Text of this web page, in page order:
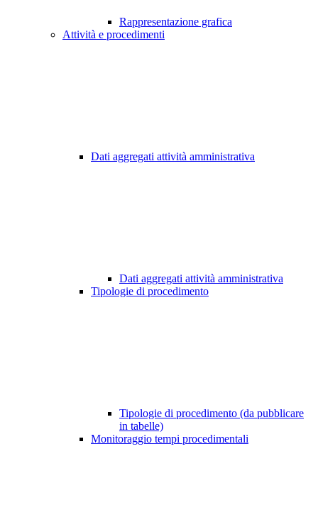
Rappresentazione grafica
Attività e procedimenti
Dati aggregati attività amministrativa
Dati aggregati attività amministrativa
Tipologie di procedimento
Tipologie di procedimento (da pubblicare
in tabelle)
Monitoraggio tempi procedimentali